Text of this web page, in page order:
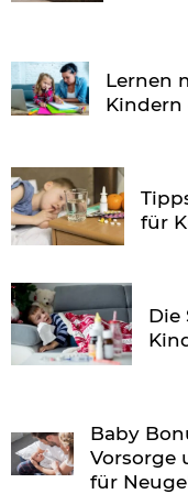
Lernen
Kindern
für
Die
Baby
Vorsorge
für